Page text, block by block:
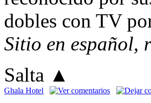
dobles con TV
Sitio en español,
Salta ▲
Ghala Hotel